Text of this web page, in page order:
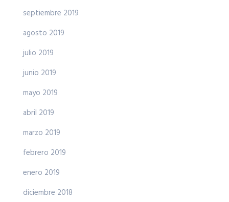
septiembre 2019
agosto 2019
julio 2019
junio 2019
mayo 2019
abril 2019
marzo 2019
febrero 2019
enero 2019
diciembre 2018